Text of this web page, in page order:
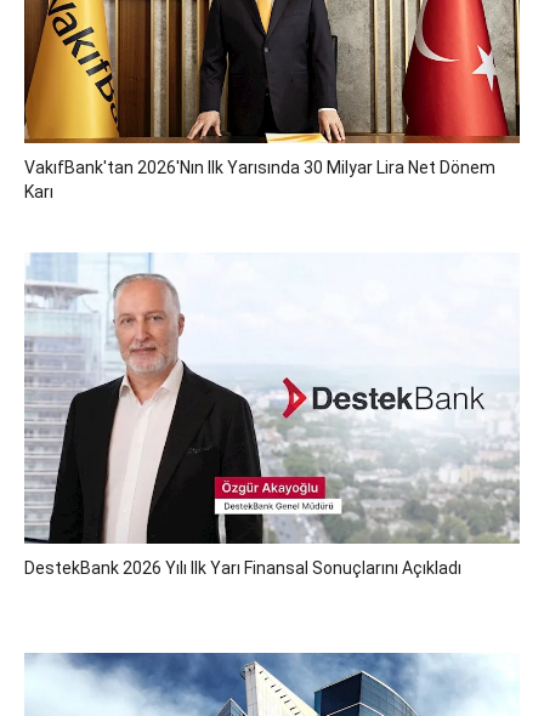
VakıfBank'tan 2026'nın Ilk Yarısında 30 Milyar Lira Net Dönem
Karı
DestekBank 2026 Yılı Ilk Yarı Finansal Sonuçlarını Açıkladı